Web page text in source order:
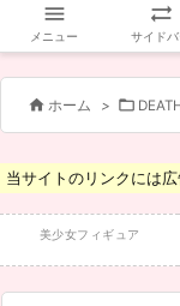

メニュー

サイドバ
 ホーム > 
当サイトのリンクには
美少女フィギュア